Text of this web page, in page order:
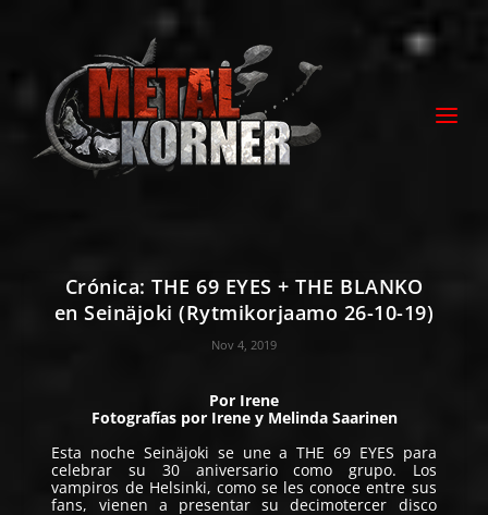
Crónica: THE 69 EYES + THE BLANKO
en Seinäjoki (Rytmikorjaamo 26-10-19)
Nov 4, 2019
Por Irene
Fotografías por Irene y Melinda Saarinen
Esta noche Seinäjoki se une aTHE 69 EYES para
celebrar su 30 aniversario como grupo. Los
vampiros de Helsinki, como se les conoce entre sus
fans, vienen a presentar su decimotercer disco